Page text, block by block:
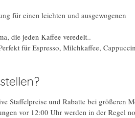
für einen leichten und ausgewogenen
die jeden Kaffee veredelt..
für Espresso, Milchkaffee,
Staffelpreise und Rabatte bei größeren
vor 12:00 Uhr werden in der Regel